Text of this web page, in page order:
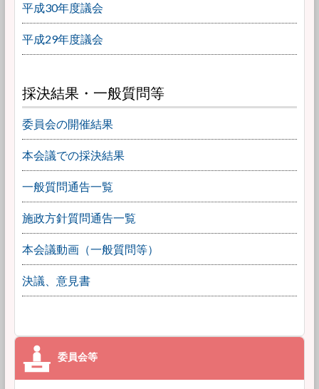
平成30年度議会
平成29年度議会
採決結果・一般質問等
委員会の開催結果
本会議での採決結果
一般質問通告一覧
施政方針質問通告一覧
本会議動画（一般質問等）
決議、意見書